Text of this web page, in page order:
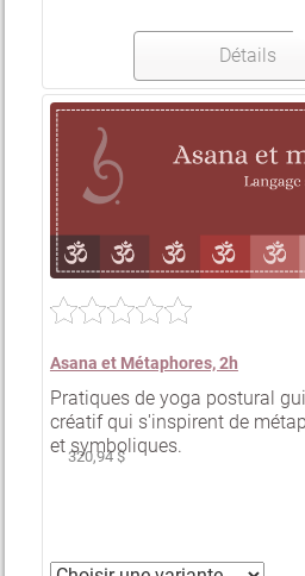
Détails
Asana et Métaphores, 2h
Pratiques de yoga postural
créatif qui s'inspirent de
et symboliques.
320,94 $